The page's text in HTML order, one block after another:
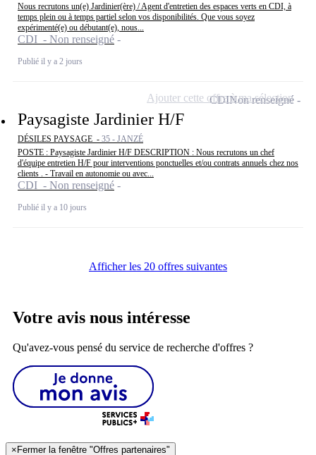
Nous recrutons un(e) Jardinier(ère) / Agent d'entretien des espaces verts en CDI, à
temps plein ou à temps partiel selon vos disponibilités. Que vous soyez
expérimenté(e) ou débutant(e), nous...
CDI - Non renseigné
Publié il y a 2 jours
Paysagiste Jardinier H/F
DÉSILES PAYSAGE - 35 - JANZÉ
POSTE : Paysagiste Jardinier H/F DESCRIPTION : Nous recrutons un chef
d'équipe entretien H/F pour interventions ponctuelles et/ou contrats annuels chez nos
clients . - Travail en autonomie ou avec...
CDI - Non renseigné
Publié il y a 10 jours
CDINon renseigné
Ajouter cette offre à ma sélection
Afficher les 20 offres suivantes
Votre avis nous intéresse
Qu'avez-vous pensé du service de recherche d'offres ?
×Fermer la fenêtre "Offres partenaires"